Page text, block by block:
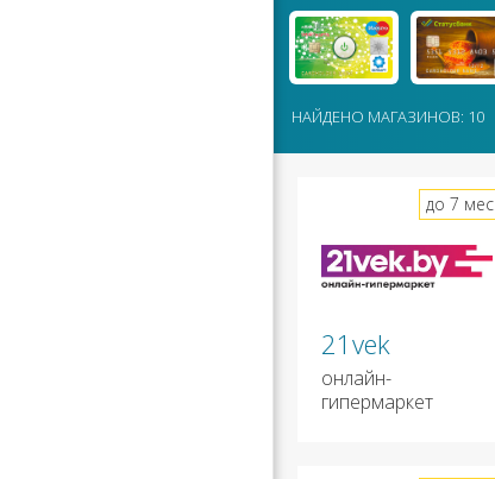
НАЙДЕНО МАГАЗИНОВ: 10
21vek
онлайн-
гипермаркет
до 7 мес.